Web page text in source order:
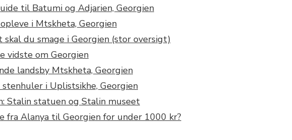
til Batumi og Adjarien, Georgien
i Mtskheta, Georgien
skal du smage i Georgien (stor oversigt)
vidste om Georgien
landsby Mtskheta, Georgien
i Uplistsikhe, Georgien
Stalin statuen og Stalin museet
fra Alanya til Georgien for under 1000 kr?